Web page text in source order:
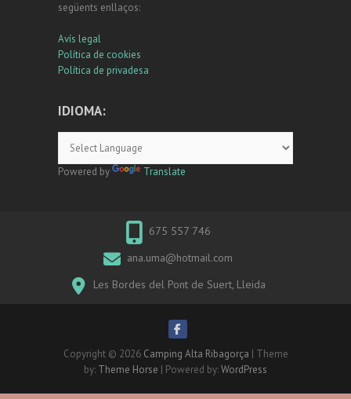
següents enllaços:
Avís legal
Política de cookies
Política de privadesa
IDIOMA:
Powered by Translate
675 557 746
ana.uma@hotmail.com
Les Bordes del Pont de Suert, Lleida
Copyright © 2026 Camping Alta Ribagorça | Theme
by: Theme Horse | Powered by:WordPress